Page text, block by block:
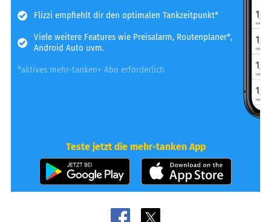
Flizzi empfiehlt dir den optimalen Tankzeitpunkt*
Viele weitere Features wie Preisalarm, Routenplaner*,
Android Auto uvm.
*aktives mehr-tanken+ Abo erforderlich
Teste jetzt die mehr-tanken App